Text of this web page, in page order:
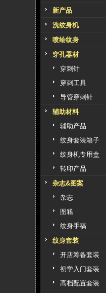
新产品
洗纹身机
喷绘纹身
穿孔器材
穿刺针
穿刺工具
导管穿刺针
辅助材料
辅助产品
纹身套装箱子
纹身机专用盒
转印产品
杂志&图案
杂志
图籍
纹身手稿
纹身套装
开店筹备套装
初学入门套装
高档配置套装